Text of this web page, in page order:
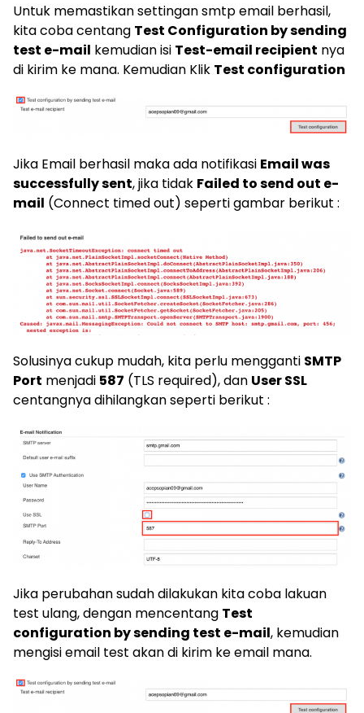
Untuk memastikan settingan smtp email berhasil,
kita coba centang Test Configuration by sending
test e-mail kemudian isi Test-email recipient nya
di kirim ke mana. Kemudian Klik Test configuration
Jika Email berhasil maka ada notifikasi Email was
successfully sent, jika tidak Failed to send out e-
mail (Connect timed out) seperti gambar berikut :
Solusinya cukup mudah, kita perlu mengganti SMTP
Port menjadi 587 (TLS required), dan User SSL
centangnya dihilangkan seperti berikut :
Jika perubahan sudah dilakukan kita coba lakuan
test ulang, dengan mencentang Test
configuration by sending test e-mail, kemudian
mengisi email test akan di kirim ke email mana.